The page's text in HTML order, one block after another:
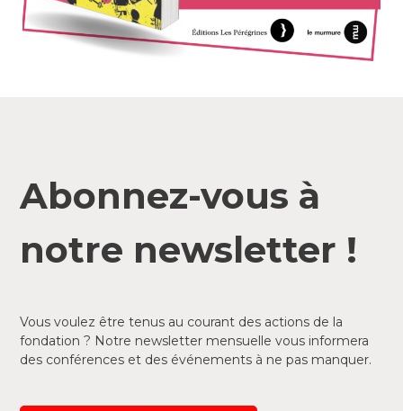
Abonnez-vous à
notre newsletter !
Vous voulez être tenus au courant des actions de la
fondation ? Notre newsletter mensuelle vous informera
des conférences et des événements à ne pas manquer.